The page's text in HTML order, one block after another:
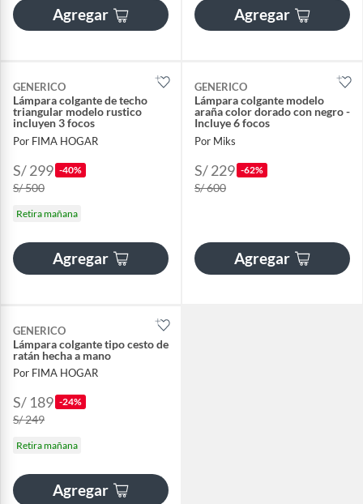
Agregar Agregar
GENERICO
Lámpara colgante de techo
triangular modelo rustico
incluyen 3 focos
Por FIMA HOGAR
S/ 299 -40%
S/ 500
Retira mañana
Agregar
GENERICO
Lámpara colgante modelo
araña color dorado con negro -
Incluye 6 focos
Por Miks
S/ 229 -62%
S/ 600
Agregar
GENERICO
Lámpara colgante tipo cesto de
ratán hecha a mano
Por FIMA HOGAR
S/ 189 -24%
S/ 249
Retira mañana
Agregar